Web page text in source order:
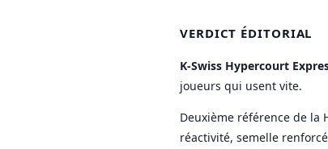
VERDICT ÉDITORIAL
K-Swiss Hypercourt
joueurs qui usent vite.
Deuxième référence de la
réactivité, semelle